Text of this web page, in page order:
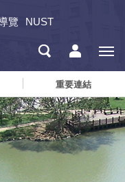
覽 NUST
重要連結